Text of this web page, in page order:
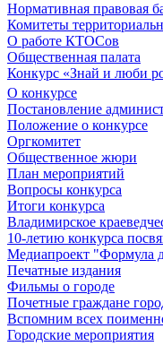
Нормативная правовая
Комитеты
О работе КТОСов
Общественная палата
Конкурс «Знай и люби
О конкурсе
Постановление
Положение о конкурсе
Оргкомитет
Общественное жюри
План мероприятий
Вопросы конкурса
Итоги конкурса
Владимирское
10-летию конкурса
Медиапроект "Формула
Печатные издания
Фильмы о городе
Почетные граждане
Вспомним всех
Городские мероприятия